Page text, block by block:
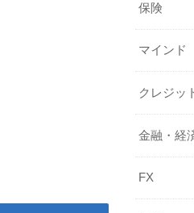
保険
マインド
クレジッ
金融・経
FX